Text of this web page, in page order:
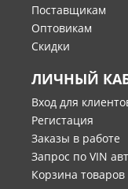
Поставщикам
Оптовикам
Скидки
ЛИЧНЫЙ
Вход для
Регистация
Заказы в работе
Запрос по VIN
Корзина товаров